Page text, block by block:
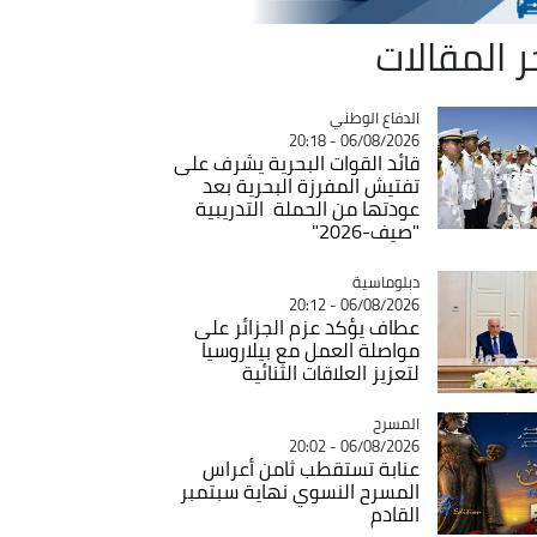
المقالات
Catégorie
الدفاع الوطني
06/08/2026 - 20:18
قائد القوات البحرية يشرف على
تفتيش المفرزة البحرية بعد
عودتها من الحملة التدريبية
"صيف-2026"
Catégorie
دبلوماسية
06/08/2026 - 20:12
عطاف يؤكد عزم الجزائر على
مواصلة العمل مع بيلاروسيا
لتعزيز العلاقات الثنائية
Catégorie
المسرح
06/08/2026 - 20:02
عنابة تستقطب ثامن أعراس
المسرح النسوي نهاية سبتمبر
القادم